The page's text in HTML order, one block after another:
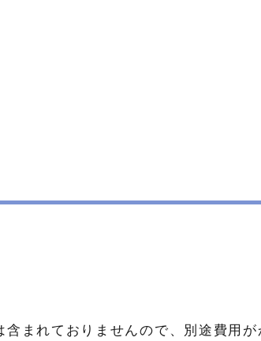
まれておりませんので、別途費用